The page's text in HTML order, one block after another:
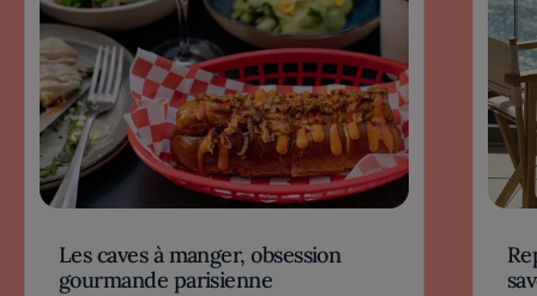
Les caves à manger, obsession
gourmande parisienne